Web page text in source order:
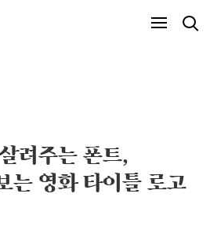
려주는 폰트,
는 영화 타이틀 로고